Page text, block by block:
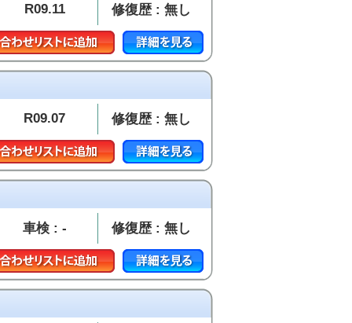
R09.11 修復歴 : 無し
R09.07 修復歴 : 無し
車検 : - 修復歴 : 無し